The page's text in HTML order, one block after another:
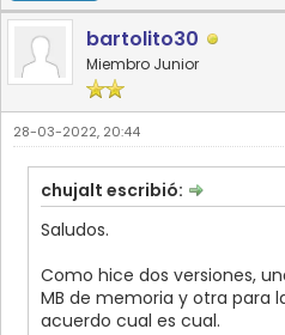
bartolito30
Miembro Junior
28-03-2022, 20:44
chujalt escribió:
Saludos.
Como hice dos versiones,
MB de memoria y otra para
acuerdo cual es cual.